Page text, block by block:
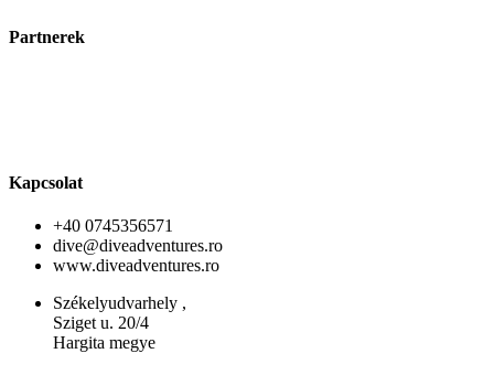
Partnerek
Kapcsolat
+40 0745356571
dive@diveadventures.ro
www.diveadventures.ro
Székelyudvarhely ,
Sziget u. 20/4
Hargita megye